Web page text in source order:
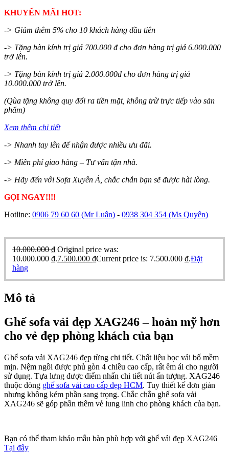
KHUYẾN MÃI HOT:
-> Giảm thêm 5% cho 10 khách hàng đầu tiên
-> Tặng bàn kính trị giá 700.000 đ cho đơn hàng trị giá 6.000.000
trở lên.
-> Tặng bàn kính trị giá 2.000.000đ cho đơn hàng trị giá
10.000.000 trở lên.
(Qùa tặng không quy đổi ra tiền mặt, không trừ trực tiếp vào sản
phẩm)
Xem thêm chi tiết
-> Nhanh tay lên để nhận được nhiều ưu đãi.
-> Miễn phí giao hàng – Tư vấn tận nhà.
-> Hãy đến với Sofa Xuyên Á, chắc chắn bạn sẽ được hài lòng.
GỌI NGAY!!!!
Hotline: 0906 79 60 60 (Mr Luân) - 0938 304 354 (Ms Quyên)
10.000.000₫ Original price was:
10.000.000 ₫.7.500.000 ₫Current price is: 7.500.000 ₫.Đặt
hàng
Mô tả
Ghế sofa vải đẹp XAG246 – hoàn mỹ hơn
cho vẻ đẹp phòng khách của bạn
Ghế sofa vải XAG246 đẹp từng chi tiết. Chất liệu bọc vải bố mềm
mịn. Nệm ngồi được phủ gòn 4 chiều cao cấp, rất êm ái cho người
sử dụng. Tựa lưng được điểm nhấn chi tiết nút ấn tượng. XAG246
thuộc dòng ghế sofa vải cao cấp đẹp HCM. Tuy thiết kế đơn giản
nhưng không kém phần sang trọng. Chắc chắn ghế sofa vải
XAG246 sẽ góp phần thêm vẻ lung linh cho phòng khách của bạn.
Bạn có thể tham khảo mẫu bàn phù hợp với ghế vải đẹp XAG246
Tại đây